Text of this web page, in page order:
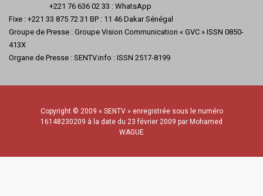
+221 76 636 02 33 : WhatsApp
Fixe : +221 33 875 72 31 BP : 11 46 Dakar Sénégal
Groupe de Presse : Groupe Vision Communication « GVC » ISSN 0850-
413X
Organe de Presse : SENTV.info : ISSN 2517-8199
Copyright © 2009 « SENTV » enregistrée sous le numéro
16148230209 à la date du 23 février 2009 par Mohamed
WAGUE